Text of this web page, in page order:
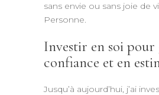
sans envie ou sans joie de
Personne.
Investir en soi pour
confiance et en
Jusqu’à aujourd’hui, j’ai